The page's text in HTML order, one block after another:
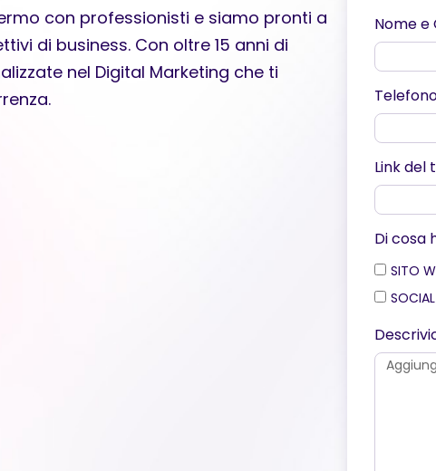
con professionisti e siamo pronti a
di business. Con oltre 15 anni di
nel Digital Marketing che ti
Nome e
Link del
Di cosa
SITO
SOCIAL